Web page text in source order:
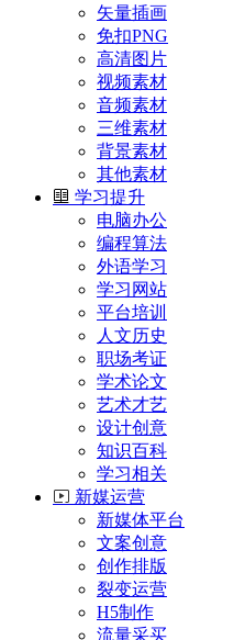
矢量插画
免扣PNG
高清图片
视频素材
音频素材
三维素材
背景素材
其他素材
学习提升
电脑办公
编程算法
外语学习
学习网站
平台培训
人文历史
职场考证
学术论文
艺术才艺
设计创意
知识百科
学习相关
新媒运营
新媒体平台
文案创意
创作排版
裂变运营
H5制作
流量采买